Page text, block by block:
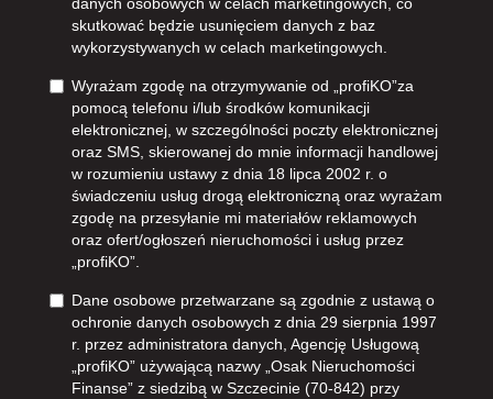
danych osobowych w celach marketingowych, co
skutkować będzie usunięciem danych z baz
wykorzystywanych w celach marketingowych.
Wyrażam zgodę na otrzymywanie od „profiKO”za
pomocą telefonu i/lub środków komunikacji
elektronicznej, w szczególności poczty elektronicznej
oraz SMS, skierowanej do mnie informacji handlowej
w rozumieniu ustawy z dnia 18 lipca 2002 r. o
świadczeniu usług drogą elektroniczną oraz wyrażam
zgodę na przesyłanie mi materiałów reklamowych
oraz ofert/ogłoszeń nieruchomości i usług przez
„profiKO”.
Dane osobowe przetwarzane są zgodnie z ustawą o
ochronie danych osobowych z dnia 29 sierpnia 1997
r. przez administratora danych, Agencję Usługową
„profiKO” używającą nazwy „Osak Nieruchomości
Finanse” z siedzibą w Szczecinie (70-842) przy